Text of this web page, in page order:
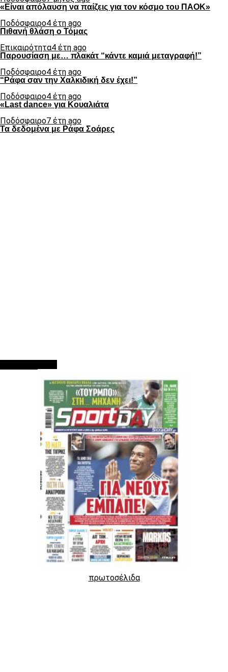
«Είναι απόλαυση να παίζεις για τον κόσμο του ΠΑΟΚ»
Ποδόσφαιρο4 έτη ago
Πιθανή θλάση ο Τόμας
Επικαιρότητα4 έτη ago
Παρουσίαση με… πλακάτ “κάντε καμιά μεταγραφή!”
Ποδόσφαιρο4 έτη ago
“Ράφα σαν την Χαλκιδική δεν έχει!”
Ποδόσφαιρο4 έτη ago
«Last dance» για Κουαλιάτα
Ποδόσφαιρο7 έτη ago
Τα δεδομένα με Ράφα Σοάρες
πρωτοσέλιδα